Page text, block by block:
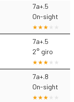
7a+.5
On-sight
7a+.5
2° giro
7a+.8
On-sight